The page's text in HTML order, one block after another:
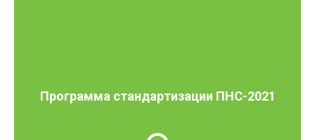
Программа стандартизации ПНС-2021